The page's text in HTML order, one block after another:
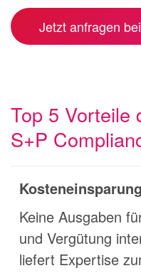
Jetzt anfragen
Top 5 Vorteile
S+P
Keine Ausgaben
und Vergütung
liefert Expertise